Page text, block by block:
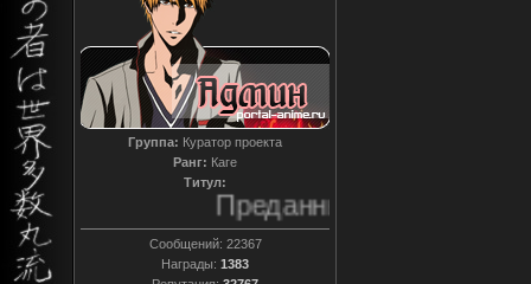
Группа: Куратор проекта
Ранг: Каге
Титул:
Преданный
Сообщений: 22367
Награды: 1383